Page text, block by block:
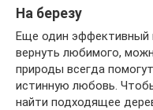
На березу
Еще один эффективный
вернуть любимого,
природы всегда
истинную любовь.
найти подходящее